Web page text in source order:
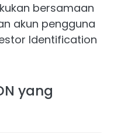
bersamaan
akun pengguna
Identification
yang